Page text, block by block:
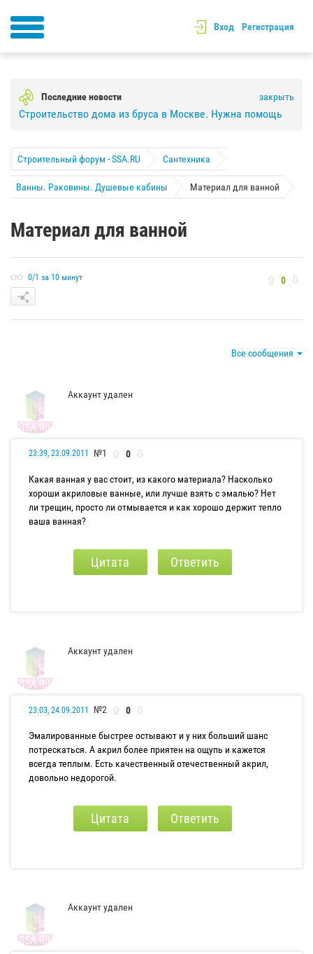
Вход Регистрация
Последние новости закрыть
Строительство дома из бруса в Москве. Нужна помощь
Строительный форум - SSA.RU Сантехника
Ванны. Раковины. Душевые кабины Материал для ванной
Материал для ванной
0/1 за 10 минут 0
Все сообщения
Аккаунт удален
23:39, 23.09.2011 №1 0
Какая ванная у вас стоит, из какого материала? Насколько
хороши акриловые ванные, или лучше взять с эмалью? Нет
ли трещин, просто ли отмывается и как хорошо держит тепло
ваша ванная?
Цитата Ответить
Аккаунт удален
23:03, 24.09.2011 №2 0
Эмалированные быстрее остывают и у них больший шанс
потрескаться. А акрил более приятен на ощупь и кажется
всегда теплым. Есть качественный отечественный акрил,
довольно недорогой.
Цитата Ответить
Аккаунт удален